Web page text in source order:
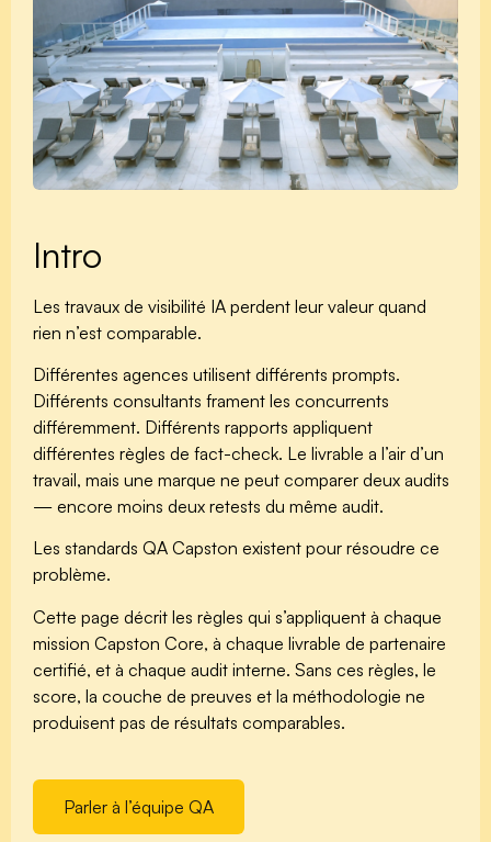
Intro
Les travaux de visibilité IA perdent leur valeur quand
rien n’est comparable.
Différentes agences utilisent différents prompts.
Différents consultants frament les concurrents
différemment. Différents rapports appliquent
différentes règles de fact-check. Le livrable a l’air d’un
travail, mais une marque ne peut comparer deux audits
— encore moins deux retests du même audit.
Les standards QA Capston existent pour résoudre ce
problème.
Cette page décrit les règles qui s’appliquent à chaque
mission Capston Core, à chaque livrable de partenaire
certifié, et à chaque audit interne. Sans ces règles, le
score, la couche de preuves et la méthodologie ne
produisent pas de résultats comparables.
Parler à l’équipe QA